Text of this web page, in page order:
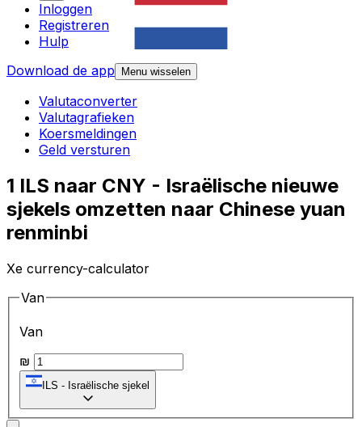
Inloggen
Registreren
Hulp
Download de app
Menu wisselen
Valutaconverter
Valutagrafieken
Koersmeldingen
Geld versturen
1 ILS naar CNY - Israëlische nieuwe
sjekels omzetten naar Chinese yuan
renminbi
Xe currency-calculator
Van
Van
₪
ILS - Israëlische sjekel